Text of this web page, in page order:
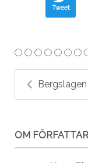
Tweet
Bergslagen släpper
OM